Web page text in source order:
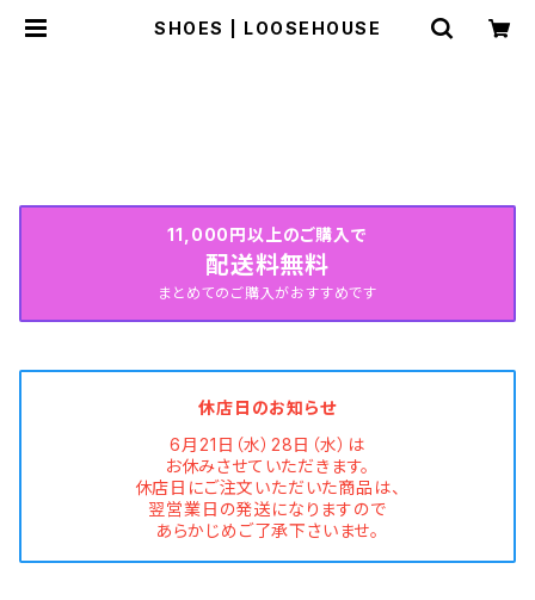
SHOES | LOOSEHOUSE
11,000円以上のご購入で
配送料無料
まとめてのご購入がおすすめです
休店日のお知らせ
6月21日（水）28日（水）は
お休みさせていただきます。
休店日にご注文いただいた商品は、
翌営業日の発送になりますので
あらかじめご了承下さいませ。